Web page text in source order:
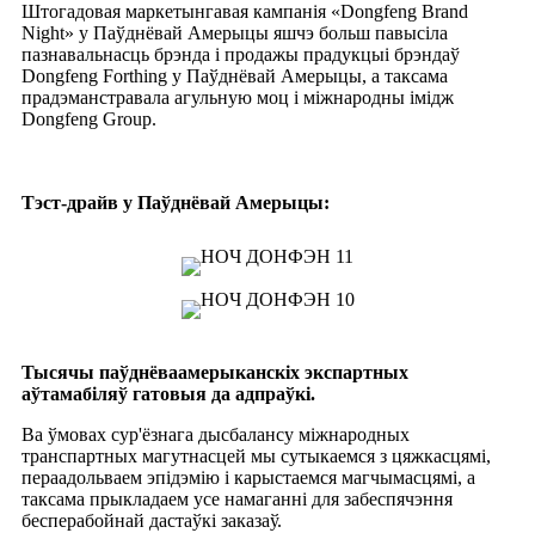
Штогадовая маркетынгавая кампанія «Dongfeng Brand
Night» у Паўднёвай Амерыцы яшчэ больш павысіла
пазнавальнасць брэнда і продажы прадукцыі брэндаў
Dongfeng Forthing у Паўднёвай Амерыцы, а таксама
прадэманстравала агульную моц і міжнародны імідж
Dongfeng Group.
Тэст-драйв у Паўднёвай Амерыцы:
Тысячы паўднёваамерыканскіх экспартных
аўтамабіляў гатовыя да адпраўкі.
Ва ўмовах сур'ёзнага дысбалансу міжнародных
транспартных магутнасцей мы сутыкаемся з цяжкасцямі,
пераадольваем эпідэмію і карыстаемся магчымасцямі, а
таксама прыкладаем усе намаганні для забеспячэння
бесперабойнай дастаўкі заказаў.